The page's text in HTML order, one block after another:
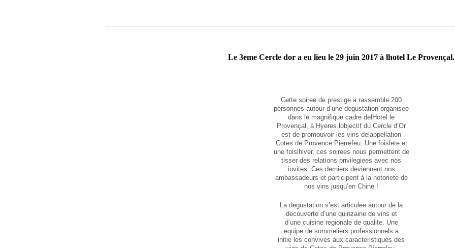
Le 3eme Cercle dor a eu lieu le 29 juin 2017 à lhotel Le Provençal.
Cette soiree de prestige a rassemble 200
personnes autour d’une degustation organisee
dans le magnifique cadre delHotel le
Provençal, à Hyeres.lobjectif du Cercle d’Or
est de promouvoir les vins delappellation
Cotes de Provence Pierrefeu. Une foislete et
une foislhiver, ces soirees nous permettent de
tisser des relations privilegiees avec nos
invites. Ces derniers deviennent nos
ambassadeurs et participent à la notoriete de
nos vins jusqu’en Chine !
La degustation s’est articulee autour de la
decouverte d’une quinzaine de vins et
d’une cuisine regionale de qualite. Une
equipe de sommeliers professionnels a
initie les convives aux caracteristiques des